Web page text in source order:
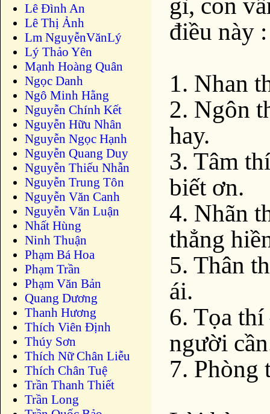
Lê Đình An
Lê Thị Ảnh
Lm NguyễnVănLý
Lý Thảo Yên
Mạnh Hoàng Quân
Ngọc Danh
Ngô Minh Hằng
Nguyễn Chính Kết
Nguyễn Hữu Nhân
Nguyễn Ngọc Hạnh
Nguyễn Quang Duy
Nguyễn Thiếu Nhẫn
Nguyễn Trung Tôn
Nguyễn Văn Canh
Nguyễn Văn Luận
Nhất Hùng
Ninh Thuận
Phạm Bá Hoa
Phạm Trần
Phạm Văn Bản
Quang Dương
Thanh Hương
Thích Viên Định
Thúy Sơn
Thích Nữ Chân Liễu
Thích Chân Tuệ
Trần Thanh Thiết
Trần Long
điều này :
1. Nhan
2. Ngôn
hay.
3. Tâm
biết ơn.
4. Nhãn
thẳng
5. Thân
ái.
6. Tọa
người
7. Phòng